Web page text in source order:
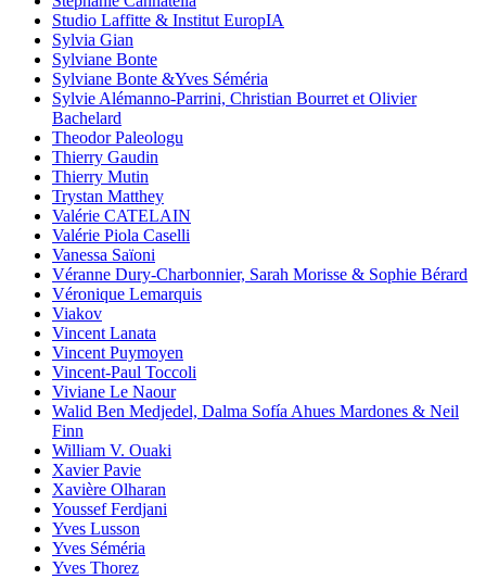
Studio Laffitte & Institut EuropIA
Sylvia Gian
Sylviane Bonte
Sylviane Bonte &Yves Séméria
Sylvie Alémanno-Parrini, Christian Bourret et Olivier
Bachelard
Theodor Paleologu
Thierry Gaudin
Thierry Mutin
Trystan Matthey
Valérie CATELAIN
Valérie Piola Caselli
Vanessa Saïoni
Véranne Dury-Charbonnier, Sarah Morisse & Sophie Bérard
Véronique Lemarquis
Viakov
Vincent Lanata
Vincent Puymoyen
Vincent-Paul Toccoli
Viviane Le Naour
Walid Ben Medjedel, Dalma Sofía Ahues Mardones & Neil
Finn
William V. Ouaki
Xavier Pavie
Xavière Olharan
Youssef Ferdjani
Yves Lusson
Yves Séméria
Yves Thorez